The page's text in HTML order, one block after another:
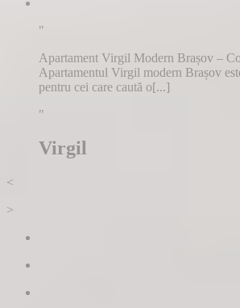
"
Apartament Virgil Modern Brașov –
Apartamentul Virgil modern Brașov
pentru cei care caută o[...]
"
Virgil
<
>